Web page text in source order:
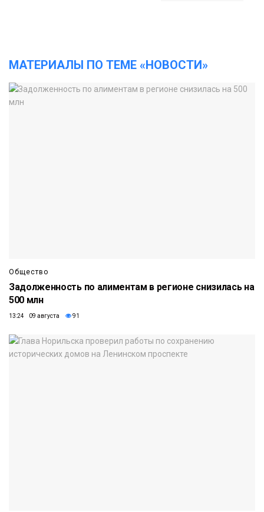
МАТЕРИАЛЫ ПО ТЕМЕ «НОВОСТИ»
Общество
Задолженность по алиментам в регионе снизилась на
500 млн
13:24 09 августа 91